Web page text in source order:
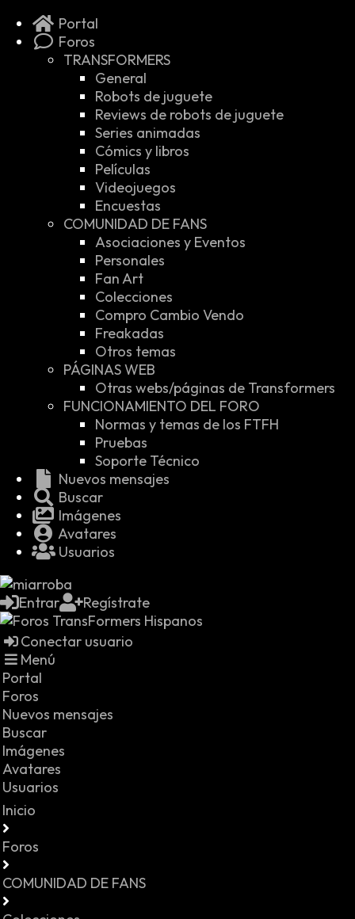
Portal
Foros
TRANSFORMERS
General
Robots de juguete
Reviews de robots de juguete
Series animadas
Cómics y libros
Películas
Videojuegos
Encuestas
COMUNIDAD DE FANS
Asociaciones y Eventos
Personales
Fan Art
Colecciones
Compro Cambio Vendo
Freakadas
Otros temas
PÁGINAS WEB
Otras webs/páginas de Transformers
FUNCIONAMIENTO DEL FORO
Normas y temas de los FTFH
Pruebas
Soporte Técnico
Nuevos mensajes
Buscar
Imágenes
Avatares
Usuarios
Entrar Regístrate
Conectar usuario
Menú
Portal
Foros
Nuevos mensajes
Buscar
Imágenes
Avatares
Usuarios
Inicio
Foros
COMUNIDAD DE FANS